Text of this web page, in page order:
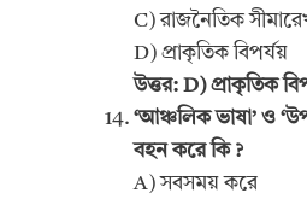
C) রাজনৈতিক
D) প্রাকৃতিক বিপর্যয়
উত্তর: D) প্রাকৃতিক
‘আঞ্চলিক ভাষা’ ও
বহন করে কি ?
A) সবসময় করে